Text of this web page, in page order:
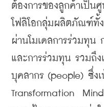
ต้องการของลูกค้าเป็น
โฟลิโอกลุ่มผลิตภัณฑ์ทั้
ผ่านโมเดลการร่วมทุน
และการร่วมทุน รวมถึ
บุคลากร (people) ซึ่ง
Transformation